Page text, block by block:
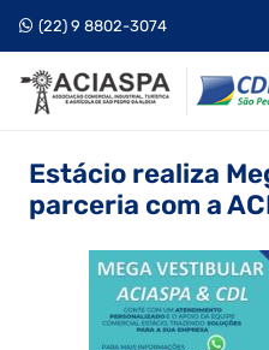
(22) 9 8802-3074
Estácio realiza
parceria com a